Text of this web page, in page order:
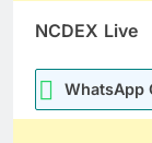
NCDEX Live
WhatsApp